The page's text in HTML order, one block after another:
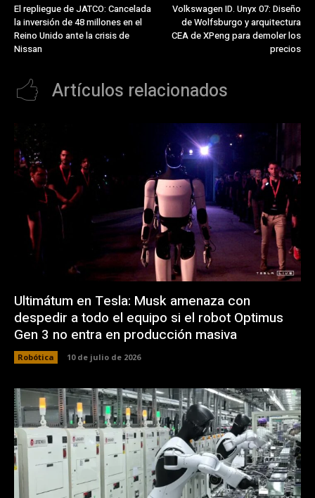
El repliegue de JATCO: Cancelada
la inversión de 48 millones en el
Reino Unido ante la crisis de
Nissan
Volkswagen ID. Unyx 07: Diseño
de Wolfsburgo y arquitectura
CEA de XPeng para demoler los
precios
Artículos relacionados
Ultimátum en Tesla: Musk amenaza con
despedir a todo el equipo si el robot Optimus
Gen 3 no entra en producción masiva
Robótica 10 de julio de 2026